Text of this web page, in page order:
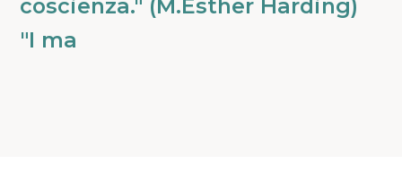
è
l'inizio
coscienza." (M.Esther Harding)
"I
"I maggio